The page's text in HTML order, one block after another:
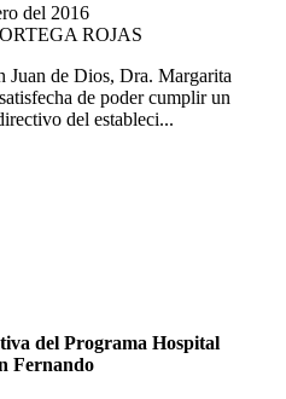
del 2016
ROJAS
Juan de Dios, Dra. Margarita
de poder cumplir un
del estableci...
del Programa Hospital
Fernando